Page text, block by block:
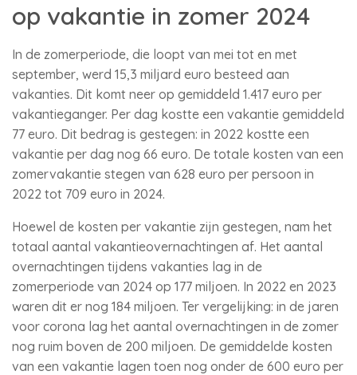
op vakantie in zomer 2024
In de zomerperiode, die loopt van mei tot en met
september, werd 15,3 miljard euro besteed aan
vakanties. Dit komt neer op gemiddeld 1.417 euro per
vakantieganger. Per dag kostte een vakantie gemiddeld
77 euro. Dit bedrag is gestegen: in 2022 kostte een
vakantie per dag nog 66 euro. De totale kosten van een
zomervakantie stegen van 628 euro per persoon in
2022 tot 709 euro in 2024.
Hoewel de kosten per vakantie zijn gestegen, nam het
totaal aantal vakantieovernachtingen af. Het aantal
overnachtingen tijdens vakanties lag in de
zomerperiode van 2024 op 177 miljoen. In 2022 en 2023
waren dit er nog 184 miljoen. Ter vergelijking: in de jaren
voor corona lag het aantal overnachtingen in de zomer
nog ruim boven de 200 miljoen. De gemiddelde kosten
van een vakantie lagen toen nog onder de 600 euro per